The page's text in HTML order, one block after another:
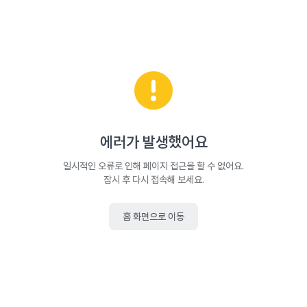
에러가 발생했어요
일시적인 오류로 인해 페이지 접근을 할 수 없어요.
잠시 후 다시 접속해 보세요.
홈 화면으로 이동